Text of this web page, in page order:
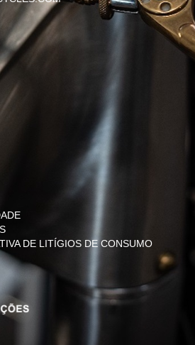
DE LITÍGIOS DE CONSUMO